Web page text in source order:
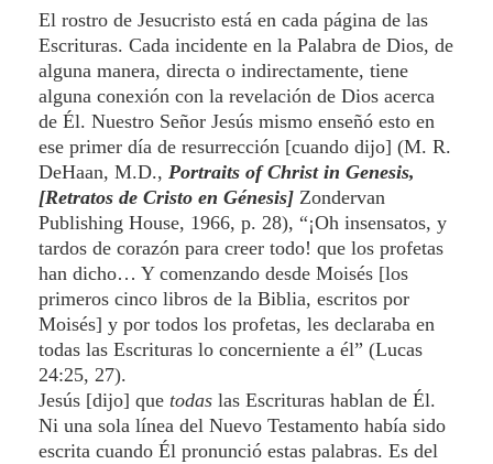
El rostro de Jesucristo está en cada página de las
Escrituras. Cada incidente en la Palabra de Dios, de
alguna manera, directa o indirectamente, tiene
alguna conexión con la revelación de Dios acerca
de Él. Nuestro Señor Jesús mismo enseñó esto en
ese primer día de resurrección [cuando dijo] (M. R.
DeHaan, M.D., Portraits of Christ in Genesis,
[Retratos de Cristo en Génesis] Zondervan
Publishing House, 1966, p. 28), “¡Oh insensatos, y
tardos de corazón para creer todo! que los profetas
han dicho… Y comenzando desde Moisés [los
primeros cinco libros de la Biblia, escritos por
Moisés] y por todos los profetas, les declaraba en
todas las Escrituras lo concerniente a él” (Lucas
24:25, 27).
Jesús [dijo] que todas las Escrituras hablan de Él.
Ni una sola línea del Nuevo Testamento había sido
escrita cuando Él pronunció estas palabras. Es del